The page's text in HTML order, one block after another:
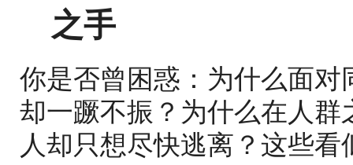
之手
你是否曾困惑：为什么面
却一蹶不振？为什么在人
人却只想尽快逃离？这些